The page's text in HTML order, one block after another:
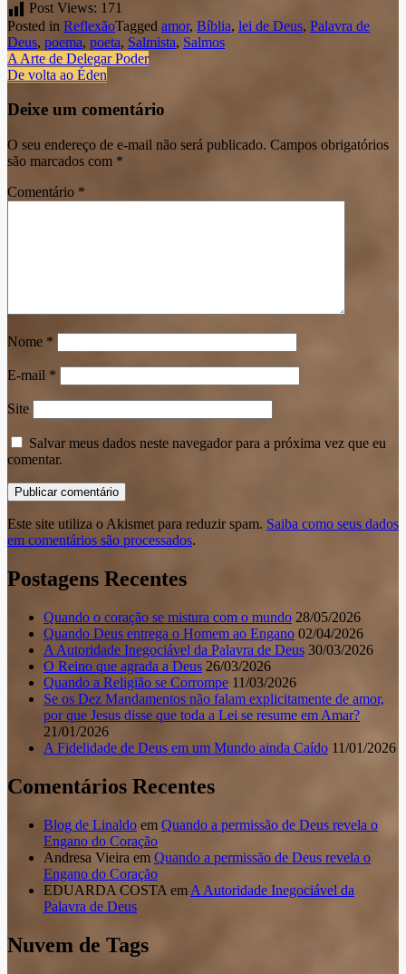
Post Views: 171
Posted in ReflexãoTagged amor, Bíblia, lei de Deus, Palavra de
Deus, poema, poeta, Salmista, Salmos
Navegação
do
post
A Arte de Delegar Poder
De volta ao Éden
Deixe um comentário
O seu endereço de e-mail não será publicado. Campos obrigatórios
são marcados com *
Comentário *
Nome *
E-mail *
Site
Salvar meus dados neste navegador para a próxima vez que eu
comentar.
Este site utiliza o Akismet para reduzir spam. Saiba como seus dados
em comentários são processados.
Postagens Recentes
Quando o coração se mistura com o mundo 28/05/2026
Quando Deus entrega o Homem ao Engano 02/04/2026
A Autoridade Inegociável da Palavra de Deus 30/03/2026
O Reino que agrada a Deus 26/03/2026
Quando a Religião se Corrompe 11/03/2026
Se os Dez Mandamentos não falam explicitamente de amor,
por que Jesus disse que toda a Lei se resume em Amar?
21/01/2026
A Fidelidade de Deus em um Mundo ainda Caído 11/01/2026
Comentários Recentes
Blog de Linaldo em Quando a permissão de Deus revela o
Engano do Coração
Andresa Vieira em Quando a permissão de Deus revela o
Engano do Coração
EDUARDA COSTA em A Autoridade Inegociável da
Palavra de Deus
Nuvem de Tags